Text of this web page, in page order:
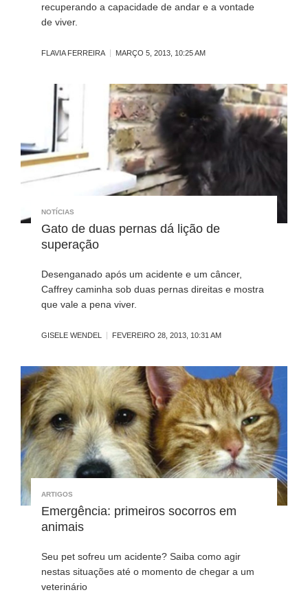
recuperando a capacidade de andar e a vontade
de viver.
FLAVIA FERREIRA MARÇO 5, 2013, 10:25 AM
NOTÍCIAS
Gato de duas pernas dá lição de
superação
Desenganado após um acidente e um câncer,
Caffrey caminha sob duas pernas direitas e mostra
que vale a pena viver.
GISELE WENDEL FEVEREIRO 28, 2013, 10:31 AM
ARTIGOS
Emergência: primeiros socorros em
animais
Seu pet sofreu um acidente? Saiba como agir
nestas situações até o momento de chegar a um
veterinário